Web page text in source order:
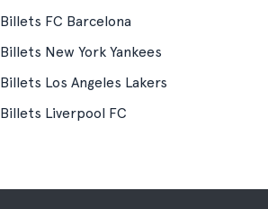
Billets FC Barcelona
Billets New York Yankees
Billets Los Angeles Lakers
Billets Liverpool FC